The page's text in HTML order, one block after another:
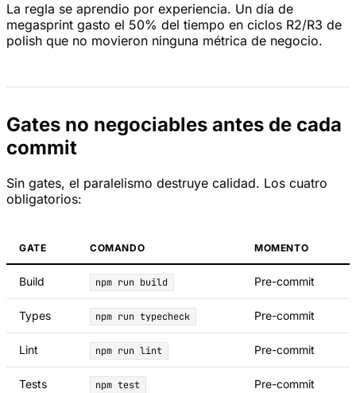
La regla se aprendio por experiencia. Un día de
megasprint gasto el 50% del tiempo en ciclos R2/R3 de
polish que no movieron ninguna métrica de negocio.
Gates no negociables antes de cada
commit
Sin gates, el paralelismo destruye calidad. Los cuatro
obligatorios:
GATE COMANDO MOMENTO
Build npm run build Pre-commit
Types npm run typecheck Pre-commit
Lint npm run lint Pre-commit
Tests npm test Pre-commit